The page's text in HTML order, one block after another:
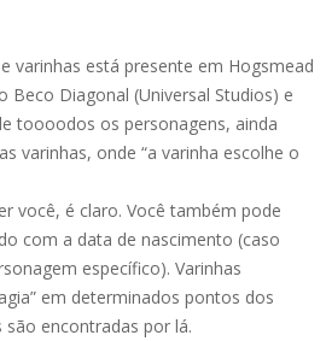
varinhas está presente em Hogsmead
Beco Diagonal (Universal Studios) e
toooodos os personagens, ainda
varinhas, onde “a varinha escolhe o
você, é claro. Você também pode
com a data de nascimento (caso
específico). Varinhas
em determinados pontos dos
encontradas por lá.